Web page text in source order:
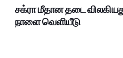
சக்ரா மீதான தடை
நாளை வெளியீடு